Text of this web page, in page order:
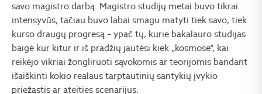
savo magistro darbą. Magistro studijų metai buvo tikrai
intensyvūs, tačiau buvo labai smagu matyti tiek savo, tiek
kurso draugų progresą – ypač tų, kurie bakalauro studijas
baigė kur kitur ir iš pradžių jautėsi kiek „kosmose“, kai
reikėjo vikriai žongliruoti sąvokomis ar teorijomis bandant
išaiškinti kokio realaus tarptautinių santykių įvykio
priežastis ar ateities scenarijus.